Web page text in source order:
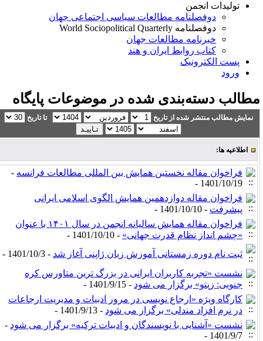
تولیدات انجمن
دوفصلنامه مطالعات سیاسی اجتماعی جهان
دوفصلنامه World Sociopolitical Quarterly
خبرنامه مطالعات جهان
کتاب روابط ایران و هند
پست الکترونیک
ورود
دسته‌بندی شده در موضوعات پایگاه
نمایش مطالب منتشر شده از تاریخ تا تاریخ
اطلاعیه ها:
فراخوان مقاله نخستین همایش بین المللی مطالعات فرانسه-
1401/10/19 -
فراخوان مقاله دوازدهمین همایش الگوی اسلامی ایرانی
پیشرفت- 1401/10/10 -
فراخوان مقاله همایش سالیانه انجمن در سال ۱۴۰۱ با عنوان
«چشم انداز نظام قدرت جهانی»- 1401/10/10 -
ثبت نام دوره زمستانی آموزش زبان ژاپنی آغاز شد- 1401/10/3 -
نشست «تجربه کاربران ایرانی در بزرگ ترین متاورس کره
جنوبی: زپتو» برگزار می شود- 1401/9/15 -
کارگاه ویژه «ارجاع نویسی در مرور ادبیات و مدیریت ارجاعات
در نرم افزاد مندلی» برگزار می شود- 1401/9/13 -
نشست «آشنایی با نویسندگان و ادبیات ترکیه» برگزار می شود-
1401/9/7 -